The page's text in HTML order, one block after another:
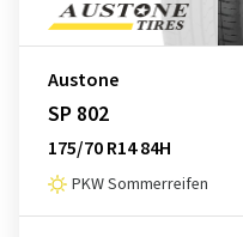
Austone
SP 802
175/70 R14 84H
PKW Sommerreifen